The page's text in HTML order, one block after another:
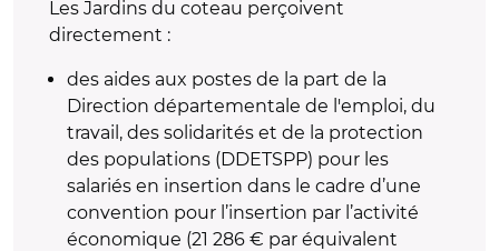
Les Jardins du coteau perçoivent
directement :
des aides aux postes de la part de la
Direction départementale de l'emploi, du
travail, des solidarités et de la protection
des populations (DDETSPP) pour les
salariés en insertion dans le cadre d’une
convention pour l’insertion par l’activité
économique (21 286 € par équivalent